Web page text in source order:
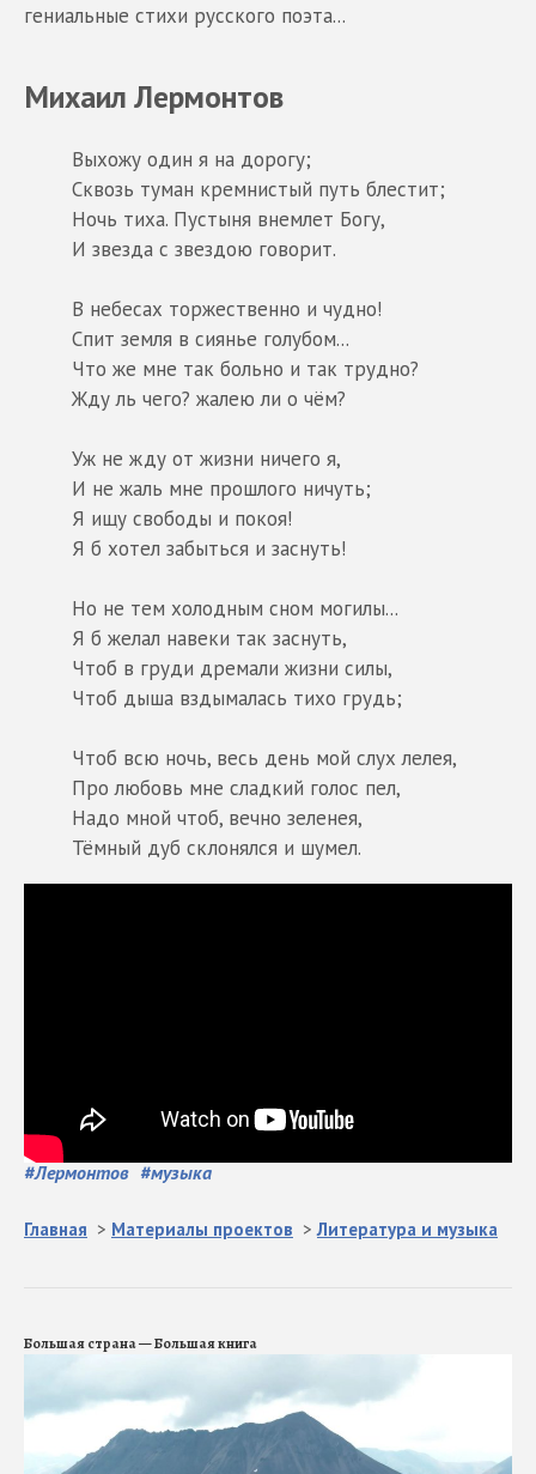
гениальные стихи русского поэта...
Михаил Лермонтов
Выхожу один я на дорогу;
Сквозь туман кремнистый путь блестит;
Ночь тиха. Пустыня внемлет Богу,
И звезда с звездою говорит.
В небесах торжественно и чудно!
Спит земля в сиянье голубом...
Что же мне так больно и так трудно?
Жду ль чего? жалею ли о чём?
Уж не жду от жизни ничего я,
И не жаль мне прошлого ничуть;
Я ищу свободы и покоя!
Я б хотел забыться и заснуть!
Но не тем холодным сном могилы...
Я б желал навеки так заснуть,
Чтоб в груди дремали жизни силы,
Чтоб дыша вздымалась тихо грудь;
Чтоб всю ночь, весь день мой слух лелея,
Про любовь мне сладкий голос пел,
Надо мной чтоб, вечно зеленея,
Тёмный дуб склонялся и шумел.
#Лермонтов #музыка
Главная > Материалы проектов >Литература и музыка
Большая страна — Большая книга